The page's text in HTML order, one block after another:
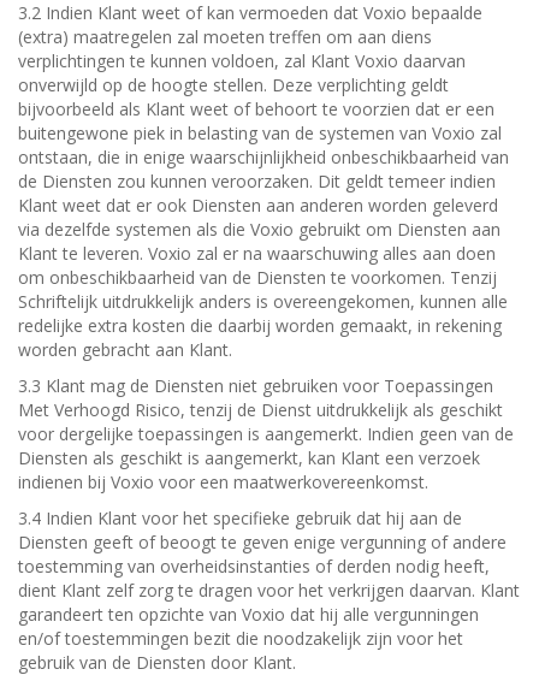
3.2 Indien Klant weet of kan vermoeden dat Voxio bepaalde
(extra) maatregelen zal moeten treffen om aan diens
verplichtingen te kunnen voldoen, zal Klant Voxio daarvan
onverwijld op de hoogte stellen. Deze verplichting geldt
bijvoorbeeld als Klant weet of behoort te voorzien dat er een
buitengewone piek in belasting van de systemen van Voxio zal
ontstaan, die in enige waarschijnlijkheid onbeschikbaarheid van
de Diensten zou kunnen veroorzaken. Dit geldt temeer indien
Klant weet dat er ook Diensten aan anderen worden geleverd
via dezelfde systemen als die Voxio gebruikt om Diensten aan
Klant te leveren. Voxio zal er na waarschuwing alles aan doen
om onbeschikbaarheid van de Diensten te voorkomen. Tenzij
Schriftelijk uitdrukkelijk anders is overeengekomen, kunnen alle
redelijke extra kosten die daarbij worden gemaakt, in rekening
worden gebracht aan Klant.
3.3 Klant mag de Diensten niet gebruiken voor Toepassingen
Met Verhoogd Risico, tenzij de Dienst uitdrukkelijk als geschikt
voor dergelijke toepassingen is aangemerkt. Indien geen van de
Diensten als geschikt is aangemerkt, kan Klant een verzoek
indienen bij Voxio voor een maatwerkovereenkomst.
3.4 Indien Klant voor het specifieke gebruik dat hij aan de
Diensten geeft of beoogt te geven enige vergunning of andere
toestemming van overheidsinstanties of derden nodig heeft,
dient Klant zelf zorg te dragen voor het verkrijgen daarvan. Klant
garandeert ten opzichte van Voxio dat hij alle vergunningen
en/of toestemmingen bezit die noodzakelijk zijn voor het
gebruik van de Diensten door Klant.